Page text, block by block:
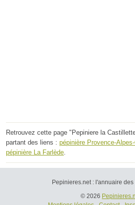
Retrouvez cette page "Pepiniere la
partant des liens : pépinière Provence-
pépinière La Farlède.
Pepinieres.net : l'annuaire
© 2026